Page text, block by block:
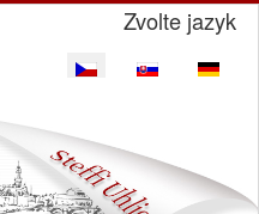
Zvolte jazyk